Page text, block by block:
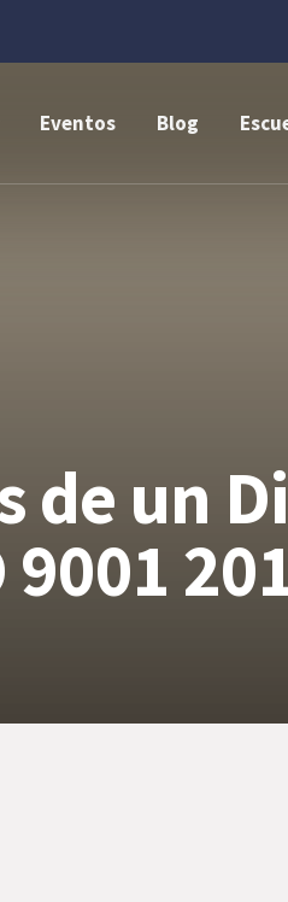
Eventos Blog
de un